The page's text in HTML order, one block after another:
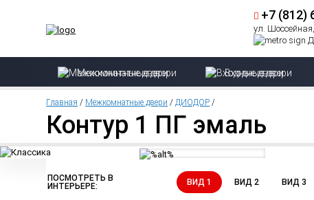
+7 (812)
ул.
Межкомнатные двери Входные двери
Главная / Межкомнатные двери /ДИОДОР /
Контур 1 ПГ эмаль
ПОСМОТРЕТЬ В
ИНТЕРЬЕРЕ:
ВИД 1 ВИД 2 ВИД 3